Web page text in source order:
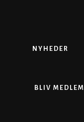
NYHEDER
BLIV MEDLEM